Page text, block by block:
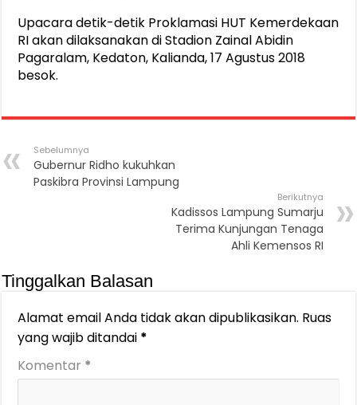
Upacara detik-detik Proklamasi HUT Kemerdekaan
RI akan dilaksanakan di Stadion Zainal Abidin
Pagaralam, Kedaton, Kalianda, 17 Agustus 2018
besok.
Sebelumnya
Gubernur Ridho kukuhkan
Paskibra Provinsi Lampung
Berikutnya
Kadissos Lampung Sumarju
Terima Kunjungan Tenaga
Ahli Kemensos RI
Tinggalkan Balasan
Alamat email Anda tidak akan dipublikasikan. Ruas
yang wajib ditandai *
Komentar *